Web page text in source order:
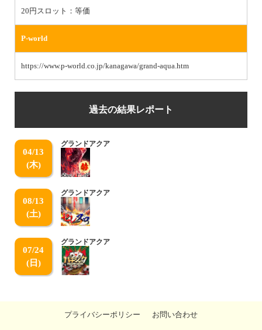
20円スロット：等価
P-world
https://www.p-world.co.jp/kanagawa/grand-aqua.htm
過去の結果レポート
04/13
(木)
グランドアクア
08/13
(土)
グランドアクア
07/24
(日)
グランドアクア
プライバシーポリシー お問い合わせ